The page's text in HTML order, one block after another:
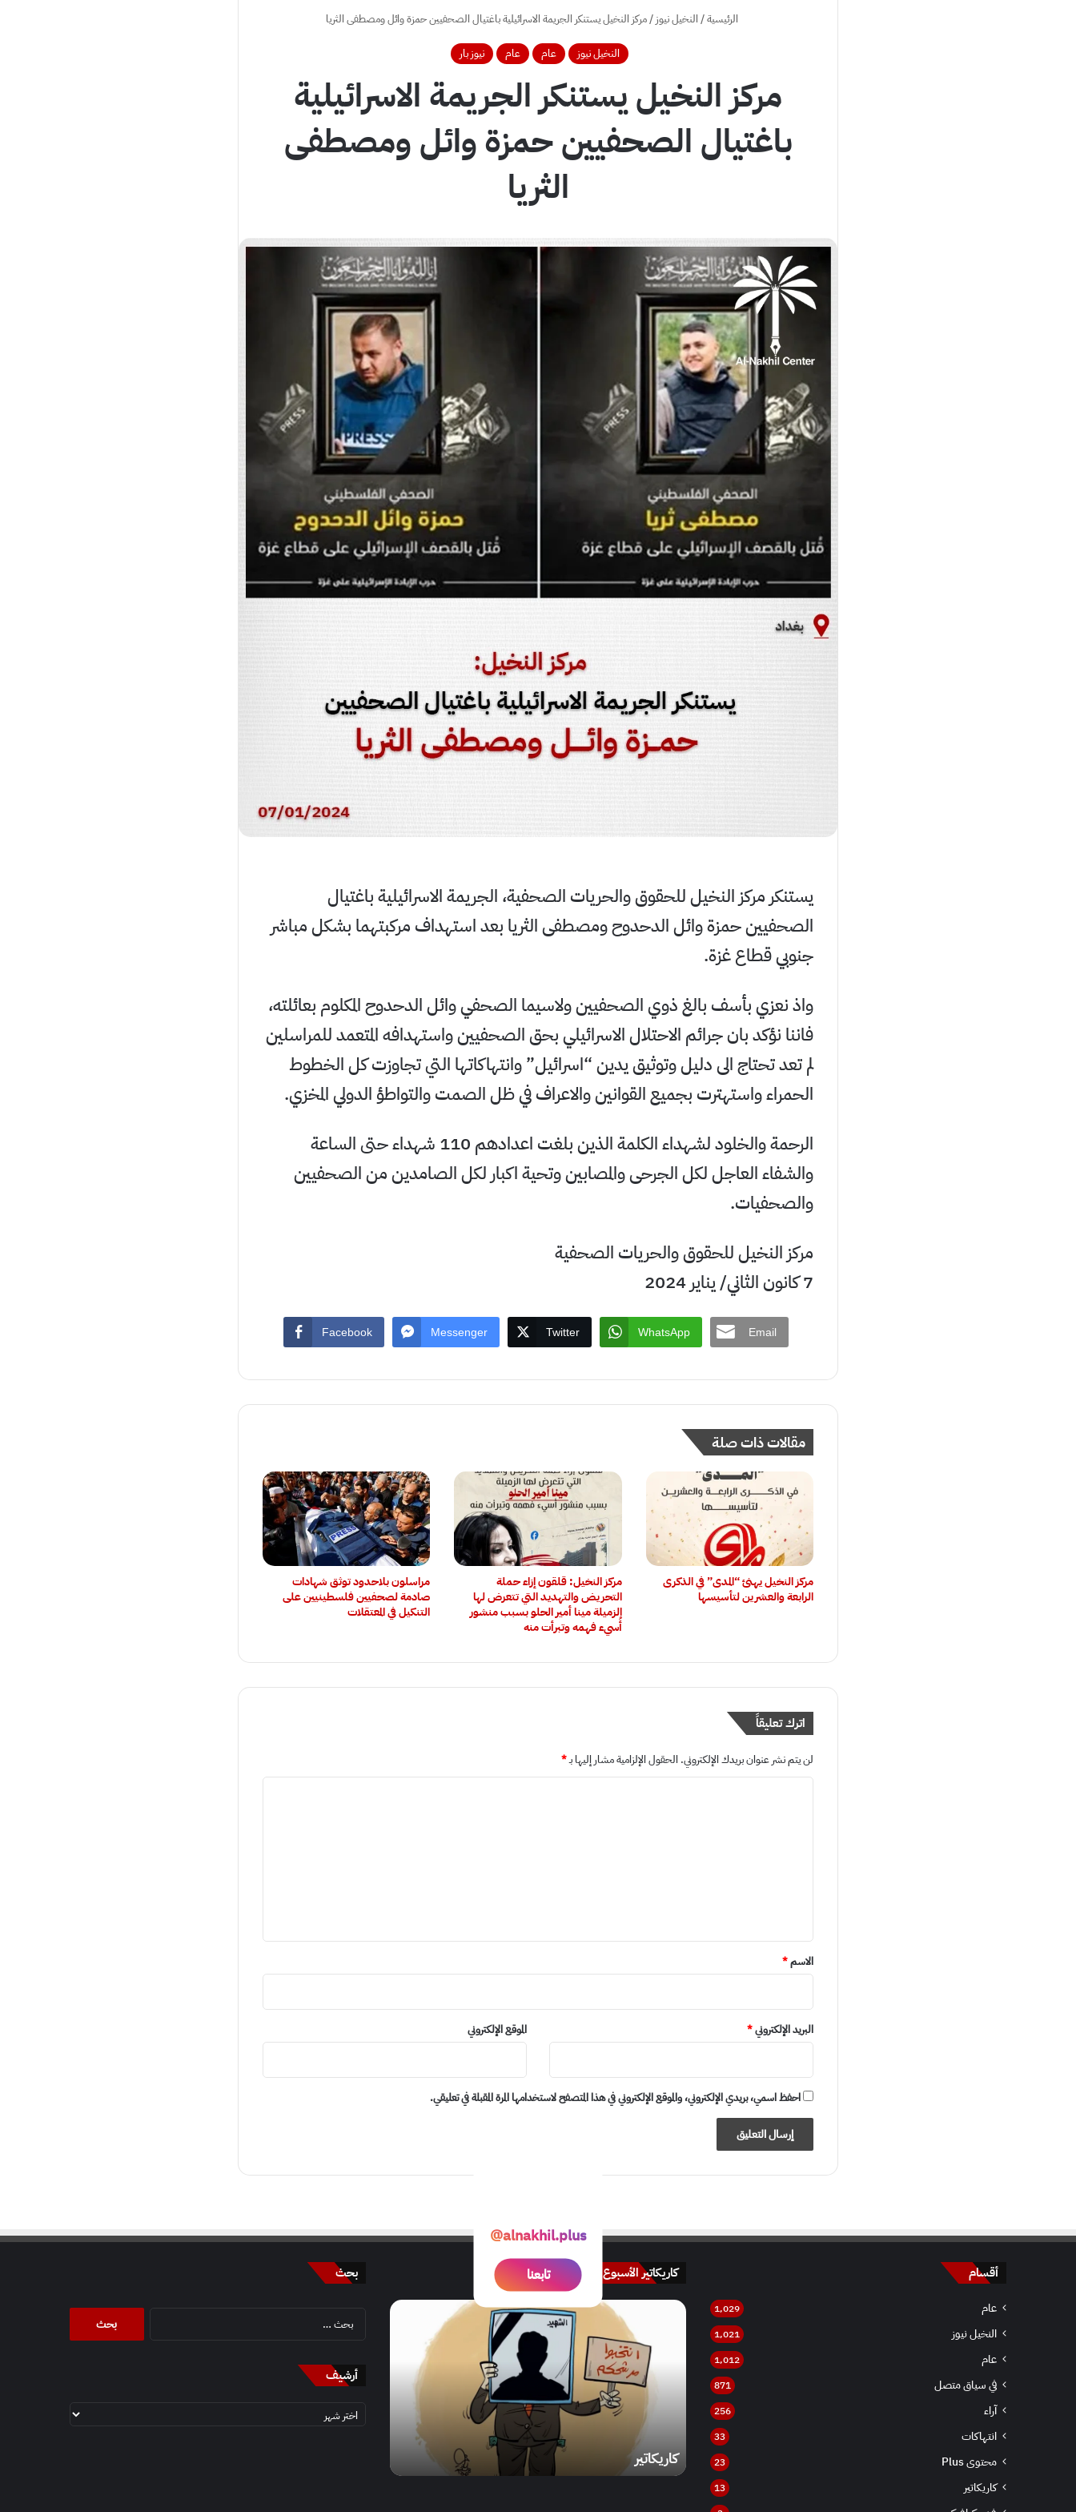
الرئيسية/ النخيل نيوز /مركز النخيل يستنكر الجريمة الاسرائيلية باغتيال الصحفيين حمزة وائل ومصطفى الثريا
النخيل نيوز عام عام نيوز بار
مركز النخيل يستنكر الجريمة الاسرائيلية
باغتيال الصحفيين حمزة وائل ومصطفى
الثريا
يستنكر مركز النخيل للحقوق والحريات الصحفية، الجريمة الاسرائيلية باغتيال
الصحفيين حمزة وائل الدحدوح ومصطفى الثريا بعد استهداف مركبتهما بشكل مباشر
جنوبي قطاع غزة.
واذ نعزي بأسف بالغ ذوي الصحفيين ولاسيما الصحفي وائل الدحدوح المكلوم بعائلته،
فاننا نؤكد بان جرائم الاحتلال الاسرائيلي بحق الصحفيين واستهدافه المتعمد للمراسلين
لم تعد تحتاج الى دليل وتوثيق يدين “اسرائيل” وانتهاكاتها التي تجاوزت كل الخطوط
الحمراء واستهترت بجميع القوانين والاعراف في ظل الصمت والتواطؤ الدولي المخزي.
الرحمة والخلود لشهداء الكلمة الذين بلغت اعدادهم 110 شهداء حتى الساعة
والشفاء العاجل لكل الجرحى والمصابين وتحية اكبار لكل الصامدين من الصحفيين
والصحفيات.
مركز النخيل للحقوق والحريات الصحفية
7 كانون الثاني/ يناير 2024
Facebook Messenger Twitter WhatsApp Email
مقالات ذات صلة
مركز النخيل يهنئ “المدى” في الذكرى
الرابعة والعشرين لتأسيسها
مركز النخيل: قلقون إزاء حملة
التحريض والتهديد التي تتعرض لها
الزميلة مينا أمير الحلو بسبب منشور
أُسيء فهمه وتبرأت منه
‏مراسلون بلاحدود توثق شهادات
صادمة لصحفيين فلسطينيين على
التنكيل في المعتقلات
اترك تعليقاً
لن يتم نشر عنوان بريدك الإلكتروني. الحقول الإلزامية مشار إليها بـ*
*
الاسم*
البريد الإلكتروني* الموقع الإلكتروني
احفظ اسمي، بريدي الإلكتروني، والموقع الإلكتروني في هذا المتصفح لاستخدامها المرة المقبلة في تعليقي.
@alnakhil.plus
تابعنا أقسام
عام 1٬029
النخيل نيوز 1٬021
عام 1٬012
في سياق متصل 871
آراء 256
انتهاكات 33
محتوى Plus 23
كاريكاتير 13
کاريکاتير الأسبوع
كاريكاتير
كاريكاتير
بحث
أرشيف أرشيف